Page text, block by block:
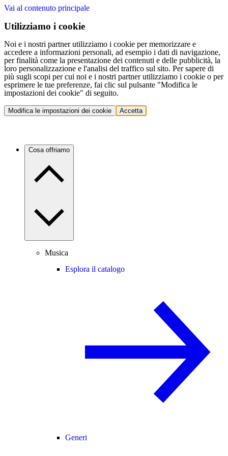
Vai al contenuto principale
Utilizziamo i cookie
Noi e i nostri partner utilizziamo i cookie per memorizzare e
accedere a informazioni personali, ad esempio i dati di navigazione,
per finalità come la presentazione dei contenuti e delle pubblicità, la
loro personalizzazione e l'analisi del traffico sul sito. Per sapere di
più sugli scopi per cui noi e i nostri partner utilizziamo i cookie o per
esprimere le tue preferenze, fai clic sul pulsante "Modifica le
impostazioni dei cookie" di seguito.
Modifica le impostazioni dei cookie Accetta
Cosa offriamo
Musica
Esplora il catalogo
Generi